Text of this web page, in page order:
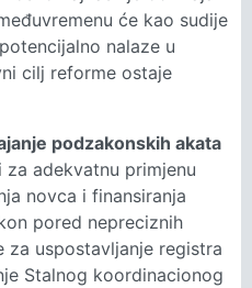
će kao sudije
nalaze u
cilj reforme ostaje
podzakonskih akata
adekvatnu primjenu
novca i finansiranja
pored nepreciznih
uspostavljanje registra
Stalnog koordinacionog